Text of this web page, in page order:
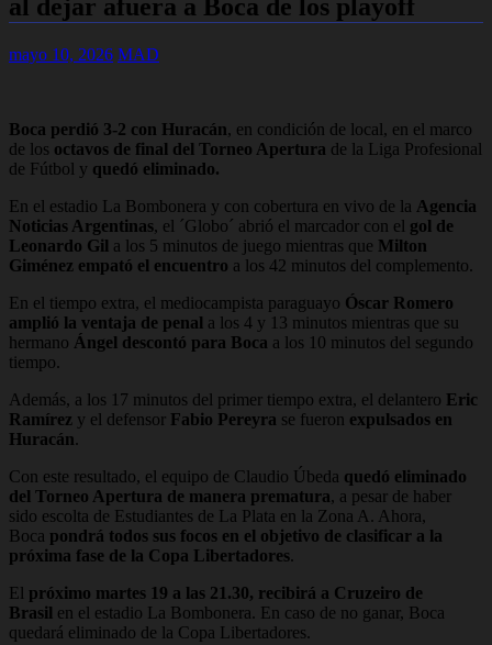
al dejar afuera a Boca de los playoff
mayo 10, 2026 MAD
Boca perdió 3-2 con Huracán, en condición de local, en el marco
de los octavos de final del Torneo Apertura de la Liga Profesional
de Fútbol y quedó eliminado.
En el estadio La Bombonera y con cobertura en vivo de la Agencia
Noticias Argentinas, el ´Globo´ abrió el marcador con el gol de
Leonardo Gil a los 5 minutos de juego mientras que Milton
Giménez empató el encuentro a los 42 minutos del complemento.
En el tiempo extra, el mediocampista paraguayo Óscar Romero
amplió la ventaja de penal a los 4 y 13 minutos mientras que su
hermano Ángel descontó para Boca a los 10 minutos del segundo
tiempo.
Además, a los 17 minutos del primer tiempo extra, el delantero Eric
Ramírez y el defensor Fabio Pereyra se fueron expulsados en
Huracán.
Con este resultado, el equipo de Claudio Úbeda quedó eliminado
del Torneo Apertura de manera prematura, a pesar de haber
sido escolta de Estudiantes de La Plata en la Zona A. Ahora,
Boca pondrá todos sus focos en el objetivo de clasificar a la
próxima fase de la Copa Libertadores.
El próximo martes 19 a las 21.30, recibirá a Cruzeiro de
Brasil en el estadio La Bombonera. En caso de no ganar, Boca
quedará eliminado de la Copa Libertadores.